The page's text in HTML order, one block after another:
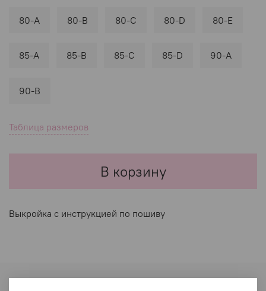
Таблица размеров
В корзину
80-A 80-B 80-C 80-D 80-E
85-A 85-B 85-C 85-D 90-A
90-B
Выкройка с инструкцией по пошиву